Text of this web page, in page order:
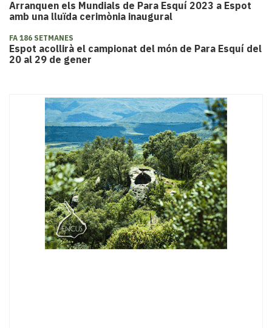
Arranquen els Mundials de Para Esquí 2023 a Espot
amb una lluïda cerimònia inaugural
FA 186 SETMANES
Espot acollirà el campionat del món de Para Esquí del
20 al 29 de gener